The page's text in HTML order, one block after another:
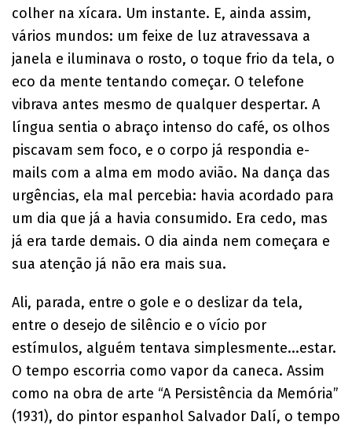
colher na xícara. Um instante. E, ainda assim,
vários mundos: um feixe de luz atravessava a
janela e iluminava o rosto, o toque frio da tela, o
eco da mente tentando começar. O telefone
vibrava antes mesmo de qualquer despertar. A
língua sentia o abraço intenso do café, os olhos
piscavam sem foco, e o corpo já respondia e-
mails com a alma em modo avião. Na dança das
urgências, ela mal percebia: havia acordado para
um dia que já a havia consumido. Era cedo, mas
já era tarde demais. O dia ainda nem começara e
sua atenção já não era mais sua.
Ali, parada, entre o gole e o deslizar da tela,
entre o desejo de silêncio e o vício por
estímulos, alguém tentava simplesmente...estar.
O tempo escorria como vapor da caneca. Assim
como na obra de arte “A Persistência da Memória”
(1931), do pintor espanhol Salvador Dalí, o tempo